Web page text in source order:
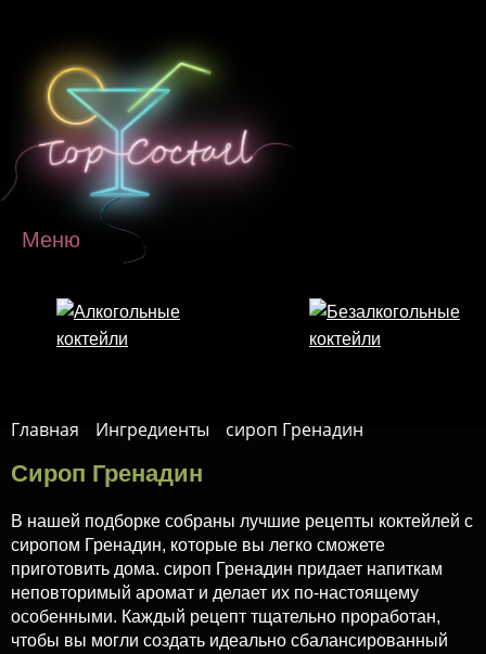
Меню
Главная Ингредиенты сироп Гренадин
Сироп Гренадин
В нашей подборке собраны лучшие рецепты коктейлей с
сиропом Гренадин, которые вы легко сможете
приготовить дома. сироп Гренадин придает напиткам
неповторимый аромат и делает их по-настоящему
особенными. Каждый рецепт тщательно проработан,
чтобы вы могли создать идеально сбалансированный